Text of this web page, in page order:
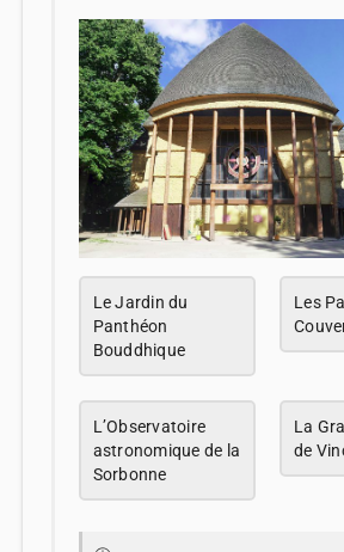
Le Jardin du
Panthéon
Bouddhique
Les
L’Observatoire
astronomique de la
Sorbonne
La
de